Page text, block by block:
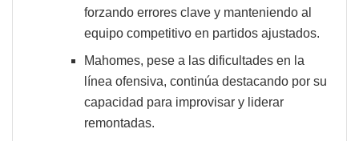
forzando errores clave y manteniendo al
equipo competitivo en partidos ajustados.
Mahomes, pese a las dificultades en la
línea ofensiva, continúa destacando por su
capacidad para improvisar y liderar
remontadas.